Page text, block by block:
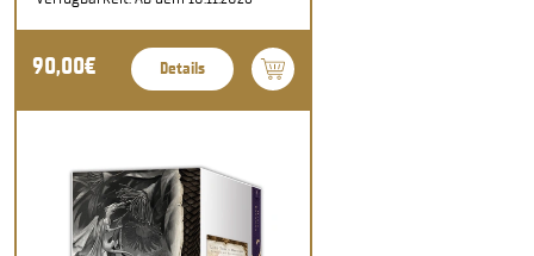
90,00€ Details